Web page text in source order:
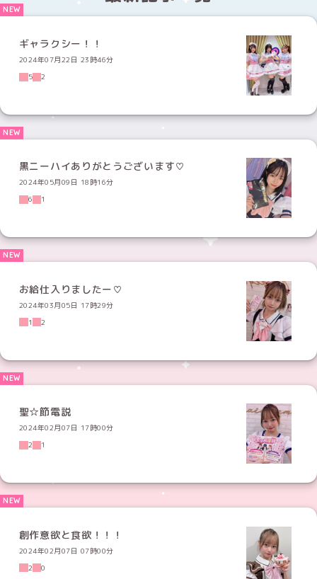
ギャラクシー！！
2024年07月22日 23時46分
5
2
黒ニーハイありがとうございます♡
2024年05月09日 18時16分
6
1
お給仕入りましたー♡
2024年03月05日 17時29分
1
2
聖☆節電説
2024年02月07日 17時00分
2
1
創作意欲と食欲！！！
2024年02月07日 07時00分
2
0